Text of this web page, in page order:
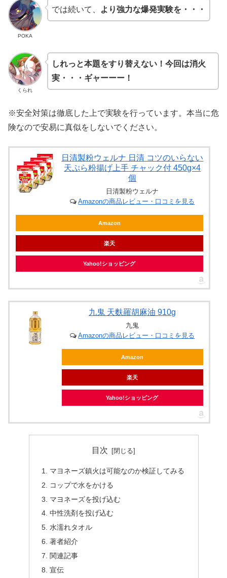
POKA
では続いて、 より強力な爆発実験を・・・
くられ
しれっと本題をすり替えない！今回は消火
実・・・ギャーーー！
※安全対策は徹底した上で実験を行っています。本当に危
険なので安易に真似をしないでください。
日清製粉ウェルナ 日清 コツのいらない
天ぷら粉揚げ上手 チャック付 450g×4
個
日清製粉ウェルナ
Amazonの商品レビュー・口コミを見る
Amazon
楽天
Yahoo!ショッピング
九鬼 天麩羅胡麻油 910g
九鬼
Amazonの商品レビュー・口コミを見る
Amazon
楽天
Yahoo!ショッピング
目次
マヨネーズ鎮火は可能なのか検証してみる
コップで水をかける
マヨネーズを投げ込む
中性洗剤を投げ込む
水濡れタオル
著者紹介
関連記事
宣伝